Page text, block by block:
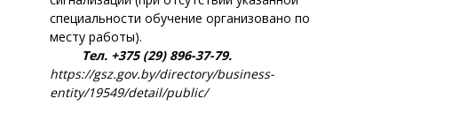
специальности обучение организовано по
месту работы).
Тел. +375 (29) 896-37-79.
https://gsz.gov.by/directory/business-
entity/19549/detail/public/